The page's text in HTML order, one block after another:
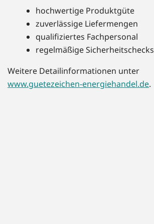
hochwertige Produktgüte
zuverlässige Liefermengen
qualifiziertes Fachpersonal
regelmäßige Sicherheitschecks
Weitere Detailinformationen unter
www.guetezeichen-energiehandel.de.